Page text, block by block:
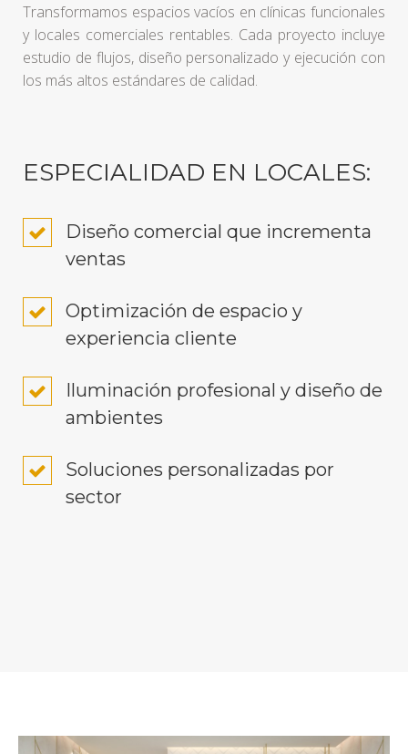
Transformamos espacios vacíos en clínicas funcionales
y locales comerciales rentables. Cada proyecto incluye
estudio de flujos, diseño personalizado y ejecución con
los más altos estándares de calidad.
ESPECIALIDAD EN LOCALES:
Diseño comercial que incrementa
ventas
Optimización de espacio y
experiencia cliente
Iluminación profesional y diseño de
ambientes
Soluciones personalizadas por
sector